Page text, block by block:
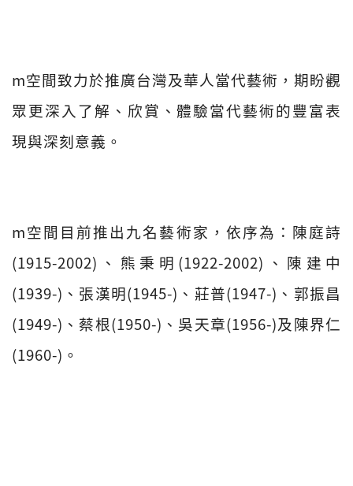
m空間致力於推廣台灣及華人當代藝術，期盼觀
眾更深入了解、欣賞、體驗當代藝術的豐富表
現與深刻意義。
m空間目前推出九名藝術家，依序為：陳庭詩
(1915-2002)、熊秉明(1922-2002)、陳建中
(1939-)、張漢明(1945-)、莊普(1947-)、郭振昌
(1949-)、蔡根(1950-)、吳天章(1956-)及陳界仁
(1960-)。